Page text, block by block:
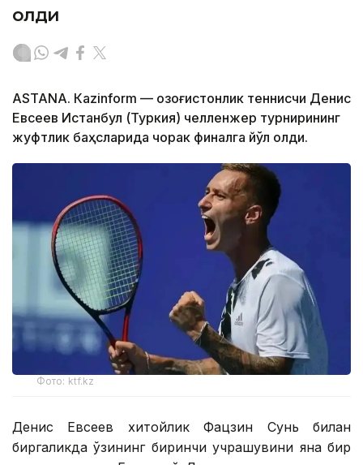
олди
ASTANА. Кazinform — Қозоғистонлик теннисчи Денис
Евсеев Истанбул (Туркия) челленжер турнирининг
жуфтлик баҳсларида чорак финалга йўл олди.
Фото: ktf.kz
Денис Евсеев хитойлик Фацзин Сунь билан
биргаликда ўзининг биринчи учрашувини яна бир